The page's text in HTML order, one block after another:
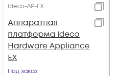
Ideco-AP-EX
Аппаратная
платформа Ideco
Hardware Appliance
EX
Под заказ